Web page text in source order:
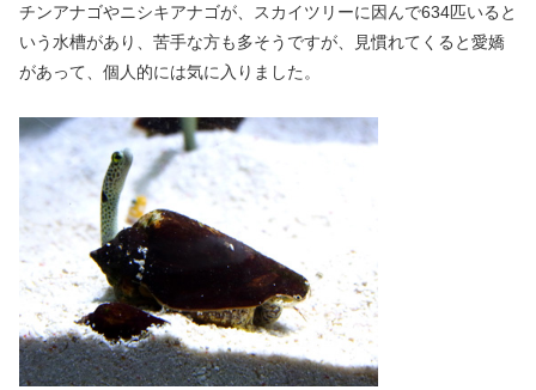
チンアナゴやニシキアナゴが、スカイツリーに因んで634匹いると
いう水槽があり、苦手な方も多そうですが、見慣れてくると愛嬌
があって、個人的には気に入りました。